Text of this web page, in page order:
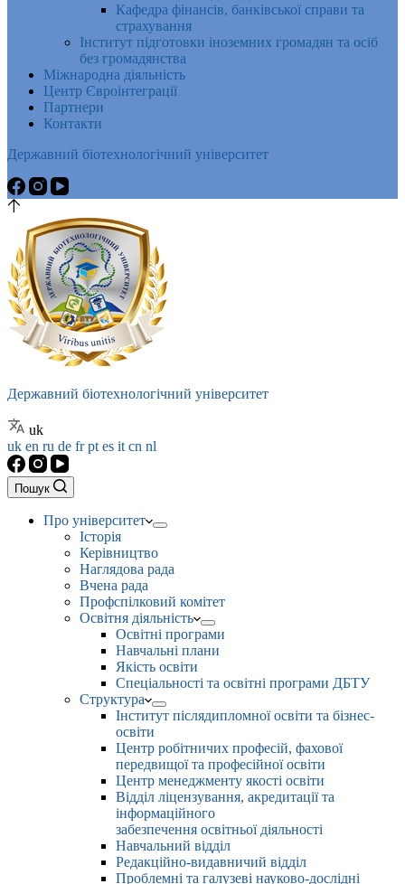
Кафедра фінансів, банківської справи та
страхування
Інститут підготовки іноземних громадян та осіб
без громадянства
Міжнародна діяльність
Центр Євроінтеграції
Партнери
Контакти
Державний біотехнологічний університет
Державний біотехнологічний університет
uk
uk en ru de frpt es it cn nl
Пошук
Про університет
Історія
Керівництво
Наглядова рада
Вчена рада
Профспілковий комітет
Освітня діяльність
Освітні програми
Навчальні плани
Якість освіти
Спеціальності та освітні програми ДБТУ
Структура
Інститут післядипломної освіти та бізнес-
освіти
Центр робітничих професій, фахової
передвищої та професійної освіти
Центр менеджменту якості освіти
Відділ ліцензування, акредитації та
інформаційного
забезпечення освітньої діяльності
Навчальний відділ
Редакційно-видавничий відділ
Проблемні та галузеві науково-дослідні